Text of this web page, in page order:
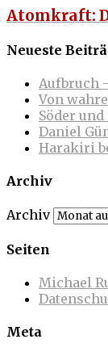
Atomkraft:
Neueste
Aufbruch
Von
Söder
Daniel
Harakiri
Archiv
Archiv
Seiten
Michael
Meta